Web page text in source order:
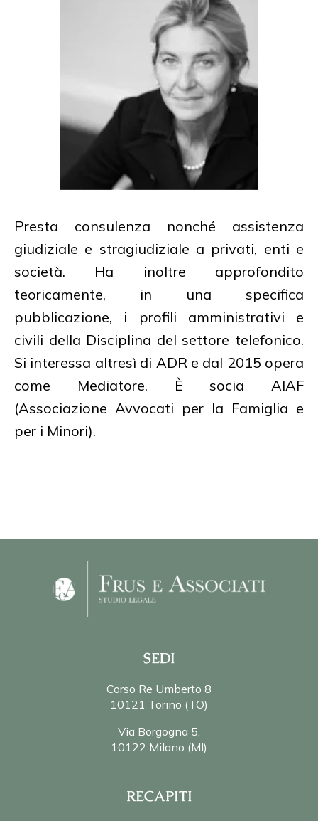
Presta consulenza nonché assistenza
giudiziale e stragiudiziale a privati, enti e
società. Ha inoltre approfondito
teoricamente, in una specifica
pubblicazione, i profili amministrativi e
civili della Disciplina del settore telefonico.
Si interessa altresì di ADR e dal 2015 opera
come Mediatore. È socia AIAF
(Associazione Avvocati per la Famiglia e
per i Minori).
SEDI
Corso Re Umberto 8
10121 Torino (TO)
Via Borgogna 5,
10122 Milano (MI)
RECAPITI